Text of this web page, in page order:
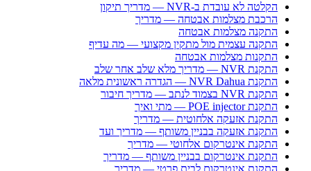
הקלטה לא עובדת ב-NVR — מדריך תיקון
הרכבת מצלמות אבטחה — מדריך
התקנה מצלמות אבטחה
התקנה עצמית מול מתקין מקצועי — מה עדיף
התקנות מצלמות אבטחה
התקנת NVR — מדריך מלא שלב אחר שלב
התקנת NVR Dahua — הגדרה ראשונית מלאה
התקנת NVR בצמוד לנתב — מדריך חיבור
התקנת POE injector — מתי ואיך
התקנת אזעקה אלחוטית — מדריך
התקנת אזעקה בבניין משותף — מדריך ועד
התקנת אינטרקום אלחוטי — מדריך
התקנת אינטרקום בבניין משותף — מדריך